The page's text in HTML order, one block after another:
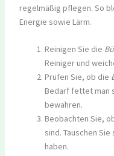
regelmäßig pflegen. So
Energie sowie Lärm.
Reinigen Sie die
Reiniger und
Prüfen Sie, ob die
Bedarf fettet man
bewahren.
Beobachten Sie,
sind. Tauschen
haben.